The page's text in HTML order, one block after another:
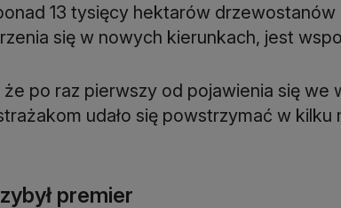
13 tysięcy hektarów
się w nowych kierunkach, jest
że po raz pierwszy od pojawienia się
udało się powstrzymać w kilku
premier